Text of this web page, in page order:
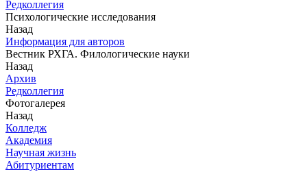
Редколлегия
Психологические исследования
Назад
Информация для авторов
Вестник РХГА. Филологические науки
Назад
Архив
Редколлегия
Фотогалерея
Назад
Колледж
Академия
Научная жизнь
Абитуриентам